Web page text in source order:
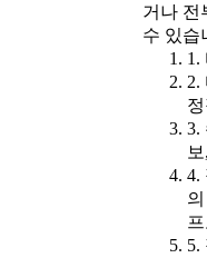
거나 전
수 있습
1.
2.
3.
4.
5.